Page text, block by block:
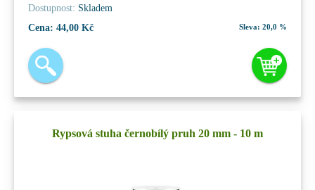
Dostupnost: Skladem
Cena: 44,00 Kč Sleva: 20,0 %
Rypsová stuha černobílý pruh 20 mm - 10 m